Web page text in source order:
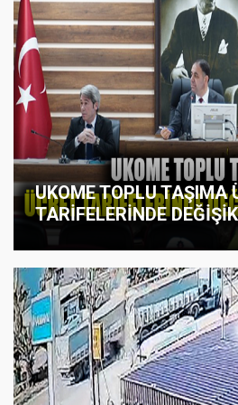
UKOME TOPLU TAŞIMA
TARİFELERİNDE